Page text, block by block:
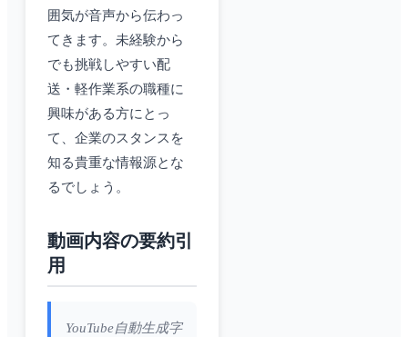
囲気が音声から伝わっ
てきます。未経験から
でも挑戦しやすい配
送・軽作業系の職種に
興味がある方にとっ
て、企業のスタンスを
知る貴重な情報源とな
るでしょう。
動画内容の要約引
用
YouTube自動生成字